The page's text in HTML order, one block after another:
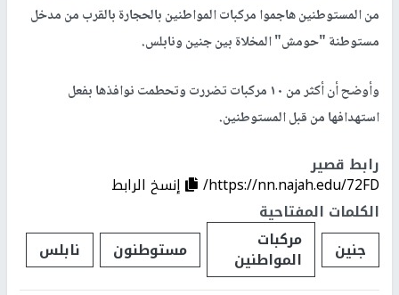
من المستوطنين هاجموا مركبات المواطنين بالحجارة بالقرب من مدخل
مستوطنة "حومش" المخلاة بين جنين ونابلس.
وأوضح أن أكثر من ١٠ مركبات تضررت وتحطمت نوافذها بفعل
استهدافها من قبل المستوطنين.
رابط قصير
https://nn.najah.edu/72FD/
إنسخ الرابط
الكلمات المفتاحية
جنين
مركبات
المواطنين مستوطنون نابلس